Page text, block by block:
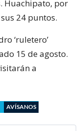
Huachipato, por
24 puntos.
‘ruletero’
15 de agosto.
a
AVÍSANOS